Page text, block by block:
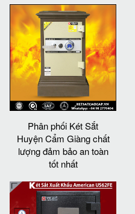
Phân phối Két Sắt
Huyện Cẩm Giàng chất
lượng đảm bảo an toàn
tốt nhất